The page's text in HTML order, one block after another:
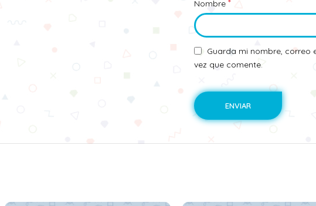
Nombre *
Guarda mi nombre, correo
vez que comente.